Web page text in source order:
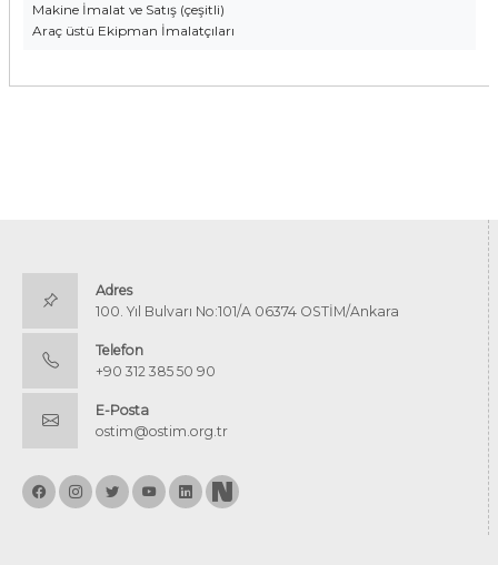
Makine İmalat ve Satış (çeşitli)
Araç üstü Ekipman İmalatçıları
Adres
100. Yıl Bulvarı No:101/A 06374 OSTİM/Ankara
Telefon
+90 312 385 50 90
E-Posta
ostim@ostim.org.tr